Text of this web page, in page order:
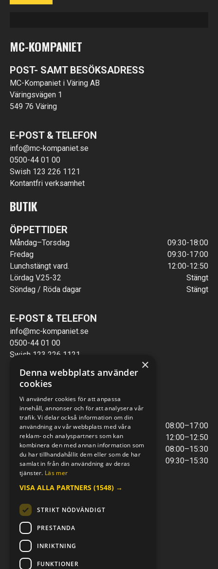
MC-KOMPANIET
POST- SAMT BESÖKSADRESS
MC-Kompaniet i Väring AB
Väringsvägen 1
549 76 Väring
E-POST & TELEFON
info@mc-kompaniet.se
0500-44 01 00
Swish 123 226 1121
Kontantfri verksamhet
BUTIK
ÖPPETTIDER
Måndag–Torsdag
09:30-18:00
Fredag
09:30-17:00
Lunchstängt vard.
12:00-12:50
Lördag V.25-32
Stängt
Söndag / Röda dagar
Stängt
E-POST & TELEFON
info@mc-kompaniet.se
0500-44 01 00
Swish 123 226 1121
VERKSTAD
ÖPPETTIDER
Måndag - Torsdag
08:00–17:00
Lunchstängt
12:00–12:50
Fredagar
08:00–15:30
Telefontider
09:30–15:30
E-POST & TELEFON
verkstaden@mc-kompaniet.se
0500-44 01 00
Swish 123 226 1121
Kontantfri verksamhet
FÖLJ OSS
×
Denna webbplats använder
cookies
Vi använder cookies för att anpassa
innehåll, annonser och för att analysera vår
trafik. Vi delar också information om din
användning av vår webbplats med våra
reklam- och analyspartners som kan
kombinera den med annan information som
du har tillhandahållit dem eller som de har
samlat in från din användning av deras
tjänster. Läs mer
VISA ALLA PARTNERS (1548) →
STRIKT NÖDVÄNDIGT
PRESTANDA
INRIKTNING
FUNKTIONER